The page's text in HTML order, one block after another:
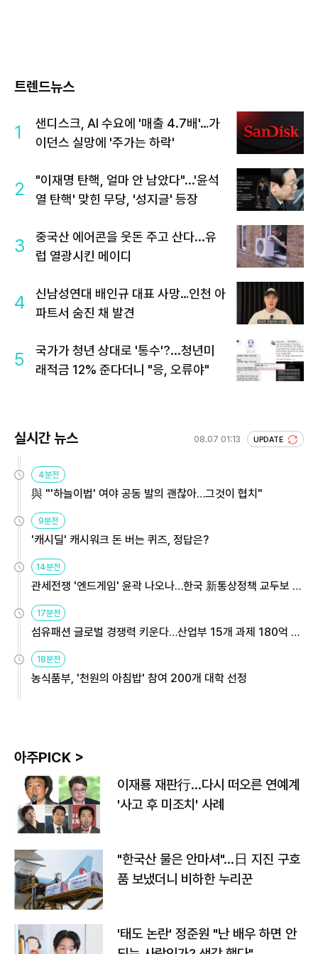
트렌드뉴스
1
샌디스크, AI 수요에 '매출 4.7배'…가
이던스 실망에 '주가는 하락'
2
"이재명 탄핵, 얼마 안 남았다"...'윤석
열 탄핵' 맞힌 무당, '성지글' 등장
3
중국산 에어콘을 웃돈 주고 산다...유
럽 열광시킨 메이디
4
신남성연대 배인규 대표 사망…인천 아
파트서 숨진 채 발견
5
국가가 청년 상대로 '통수'?...청년미
래적금 12% 준다더니 "응, 오류야"
실시간 뉴스 08.07 01:13 UPDATE
4분전
與 "'하늘이법' 여야 공동 발의 괜찮아…그것이 협치"
9분전
'캐시딜' 캐시워크 돈 버는 퀴즈, 정답은?
14분전
관세전쟁 '엔드게임' 윤곽 나오나…한국 新통상정책 교두보 활
17분전
섬유패션 글로벌 경쟁력 키운다…산업부 15개 과제 180억 지
18분전
농식품부, '천원의 아침밥' 참여 200개 대학 선정
아주PICK >
이재룡 재판行…다시 떠오른 연예계
'사고 후 미조치' 사례
"한국산 물은 안마셔"…日 지진 구호
품 보냈더니 비하한 누리꾼
'태도 논란' 정준원 "난 배우 하면 안